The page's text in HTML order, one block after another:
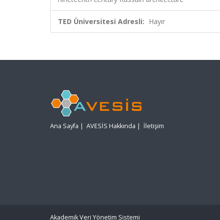
TED Üniversitesi Adresli: Hayır
Ana Sayfa | AVESİS Hakkında | İletişim
Akademik Veri Yönetim Sistemi